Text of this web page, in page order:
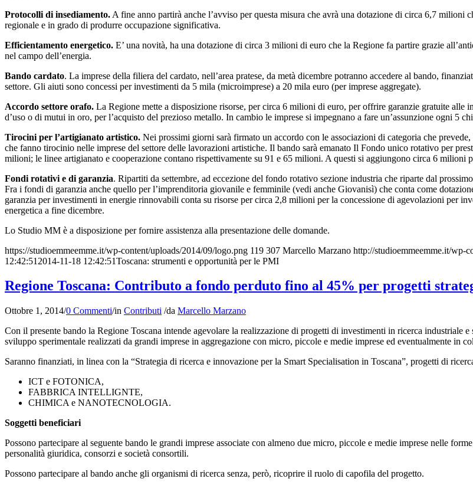
Protocolli di insediamento. A fine anno partirà anche l’avviso per questa misura che avrà una dotazione di circa 6,7 milioni
regionale e in grado di produrre occupazione significativa.
Efficientamento energetico. E’ una novità, ha una dotazione di circa 3 milioni di euro che la Regione fa partire grazie
nel campo dell’energia.
Bando cardato. La imprese della filiera del cardato, nell’area pratese, da metà dicembre potranno accedere al bando,
settore. Gli aiuti sono concessi per investimenti da 5 mila (microimprese) a 20 mila euro (per imprese aggregate).
Accordo settore orafo. La Regione mette a disposizione risorse, per circa 6 milioni di euro, per offrire garanzie gratuite alle
d’uso o di mutui in oro, per l’acquisto del prezioso metallo. In cambio le imprese si impegnano a fare un’assunzione ogni 5
Tirocini per l’artigianato artistico. Nei prossimi giorni sarà firmato un accordo con le associazioni di categoria che
che fanno tirocinio nelle imprese del settore delle lavorazioni artistiche. Il bando sarà emanato Il Fondo unico rotativo per
milioni; le linee artigianato e cooperazione contano rispettivamente su 91 e 65 milioni. A questi si aggiungono circa 6 milioni
Fondi rotativi e di garanzia. Ripartiti da settembre, ad eccezione del fondo rotativo sezione industria che riparte dal
Fra i fondi di garanzia anche quello per l’imprenditoria giovanile e femminile (vedi anche Giovanisì) che conta come
garanzia per investimenti in energie rinnovabili conta su risorse per circa 2,8 milioni per la concessione di agevolazioni per
energetica a fine dicembre.
Lo Studio MM è a disposizione per fornire assistenza alla presentazione delle domande.
https://studioemmeemme.it/wp-content/uploads/2014/09/logo.png 119 307 Marcello Marzano http://studioemmeemme.it/wp-
12:42:51 2014-11-18 12:42:51Toscana: strumenti e opportunità per le PMI
Regione Toscana: Contributo a fondo perduto fino al 45% per progetti
Ottobre 1, 2014/0 Commenti/in Contributi /da Marcello Marzano
Con il presente bando la Regione Toscana intende agevolare la realizzazione di progetti di investimenti in ricerca industriale
sviluppo sperimentale realizzati da grandi imprese in aggregazione con micro, piccole e medie imprese ed eventualmente in
Saranno finanziati, in linea con la “Strategia di ricerca e innovazione per la Smart Specialisation in Toscana”, progetti di
ICT e FOTONICA,
FABBRICA INTELLIGNTE,
CHIMICA e NANOTECNOLOGIA.
Soggetti beneficiari
Possono partecipare al seguente bando le grandi imprese associate con almeno due micro, piccole e medie imprese nelle
personalità giuridica, consorzi e società consortili.
Possono partecipare al bando anche gli organismi di ricerca senza, però, ricoprire il ruolo di capofila del progetto.